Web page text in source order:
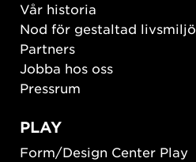
Vår historia
Nod för gestaltad livsmiljö
Partners
Jobba hos oss
Pressrum
PLAY
Form/Design Center Play